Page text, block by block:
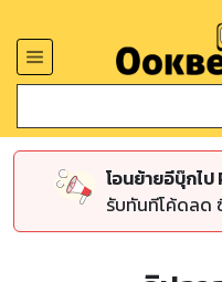
โอนย้ายอีบุ๊กไ
รับทันทีโค้ดลด